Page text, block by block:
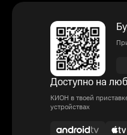
Доступно на
КИОН в твоей
устройствах